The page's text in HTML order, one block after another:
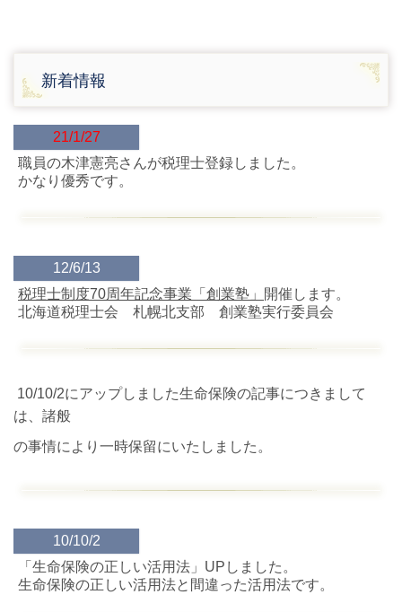
新着情報
21/1/27
職員の木津憲亮さんが税理士登録しました。
かなり優秀です。
12/6/13
税理士制度70周年記念事業「創業塾」
開催します。
北海道税理士会 札幌北支部 創業塾実行委員会
10/10/2にアップしました生命保険の記事につきまして
は、諸般
の事情により一時保留にいたしました。
10/10/2
「生命保険の正しい活用法」UPしました。
生命保険の正しい活用法と間違った活用法です。